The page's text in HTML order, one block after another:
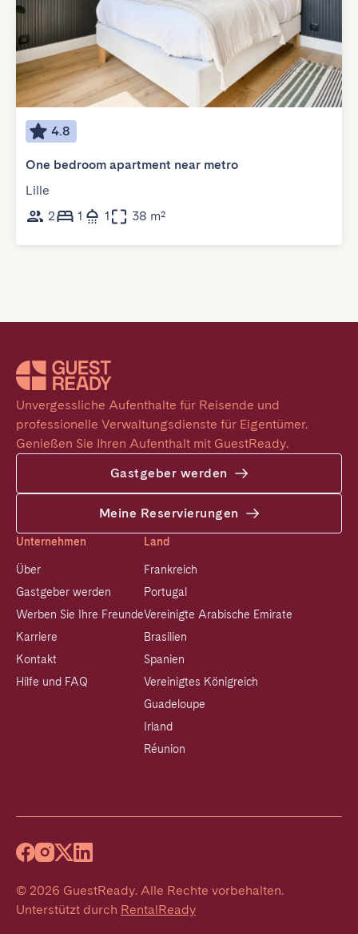
4.8
One bedroom apartment near metro
Lille
2
1 1 38 m²
Unvergessliche Aufenthalte für Reisende und
professionelle Verwaltungsdienste für Eigentümer.
Genießen Sie Ihren Aufenthalt mit GuestReady.
Gastgeber werden
Meine Reservierungen
Unternehmen
Über
Gastgeber werden
Werben Sie Ihre Freunde
Karriere
Kontakt
Hilfe und FAQ
Land
Frankreich
Portugal
Vereinigte Arabische Emirate
Brasilien
Spanien
Vereinigtes Königreich
Guadeloupe
Irland
Réunion
© 2026 GuestReady. Alle Rechte vorbehalten.
Unterstützt durch RentalReady